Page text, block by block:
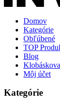
Domov
Kategórie
Obľúbené
TOP
Blog
Môj účet
Kategórie